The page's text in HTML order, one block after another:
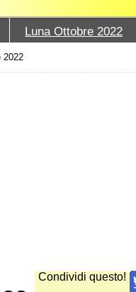
Luna Ottobre 2022
2022
Condividi questo!